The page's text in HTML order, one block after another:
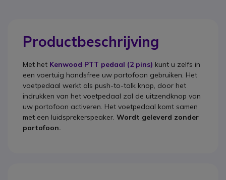
Productbeschrijving
Met het Kenwood PTT pedaal (2 pins) kunt u zelfs in
een voertuig handsfree uw portofoon gebruiken. Het
voetpedaal werkt als push-to-talk knop, door het
indrukken van het voetpedaal zal de uitzendknop van
uw portofoon activeren. Het voetpedaal komt samen
met een luidsprekerspeaker. Wordt geleverd zonder
portofoon.